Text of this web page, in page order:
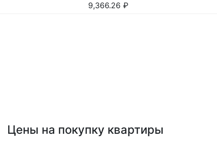
9,366.26 ₽
Цены на покупку квартиры